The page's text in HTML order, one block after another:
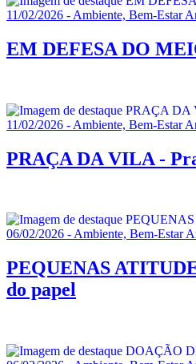
11/02/2026 - Ambiente, Bem-Estar
EM DEFESA DO
11/02/2026 - Ambiente, Bem-Estar
PRAÇA DA VILA -
06/02/2026 - Ambiente, Bem-Estar
PEQUENAS
do papel